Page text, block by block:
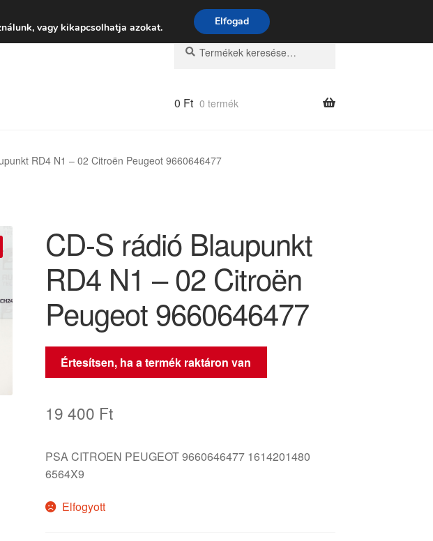
Hétfő-Péntek 9:00–16:0006 80 088 054
Keresés
Keresés
0 Ft 0 termék
RD4 N1 – 02 Citroën Peugeot 9660646477
CD-S rádió Blaupunkt
RD4 N1 – 02 Citroën
Peugeot 9660646477
Értesítsen, ha a termék raktáron van
19 400 Ft
PSA CITROEN PEUGEOT 9660646477 1614201480
6564X9
Elfogyott
vagy kikapcsolhatja azokat. Elfogad